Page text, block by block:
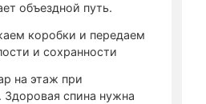
объездной путь.
коробки и передаем
и сохранности
на этаж при
спина нужна